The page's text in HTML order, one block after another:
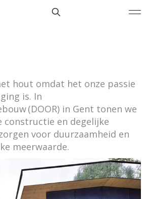
hout omdat het onze passie
is. In
(DOOR) in Gent tonen we
constructie en degelijke
voor duurzaamheid en
meerwaarde.